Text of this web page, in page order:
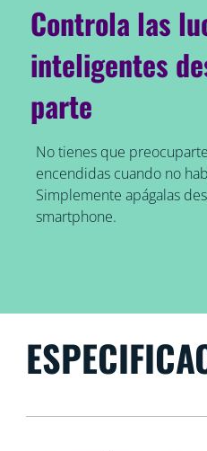
Controla las
inteligentes
parte
No tienes que
encendidas cuando no
Simplemente apágalas
smartphone.